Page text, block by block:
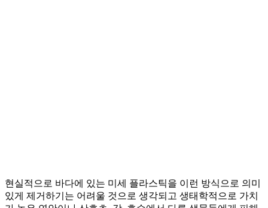
현실적으로 바다에 있는 미세 플라스틱을 이런 방식으로 의미
있게 제거하기는 어려울 것으로 생각되고 생태학적으로 가치